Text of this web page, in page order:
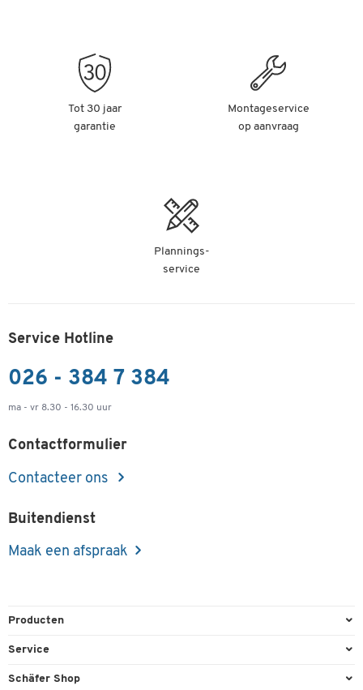
Tot 30 jaar
garantie
Montageservice
op aanvraag
Plannings-
service
Service Hotline
026 - 384 7 384
ma - vr 8.30 - 16.30 uur
Contactformulier
Contacteer ons
Buitendienst
Maak een afspraak
Producten
Kantoorbenodigdheden
Service
Bestelling herroepen
Schäfer Shop